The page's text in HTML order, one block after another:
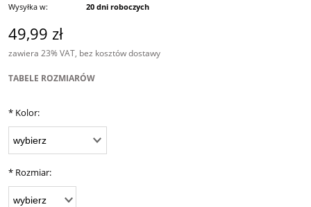
Wysyłka w:
20 dni roboczych
49,99 zł
zawiera 23% VAT, bez kosztów dostawy
TABELE ROZMIARÓW
* Kolor:
* Rozmiar: